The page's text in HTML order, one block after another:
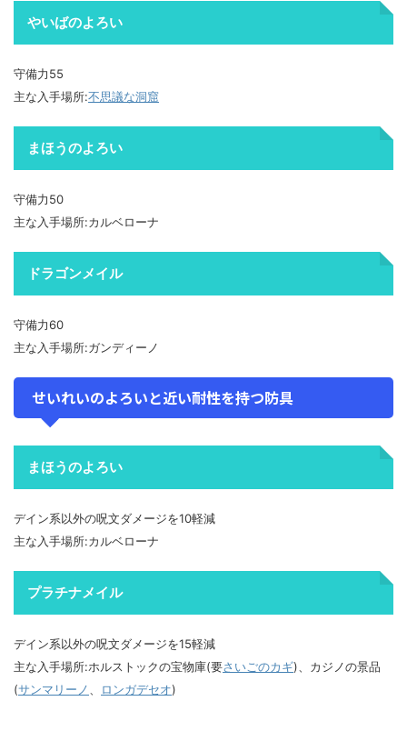
やいばのよろい
守備力55
主な入手場所:不思議な洞窟
まほうのよろい
守備力50
主な入手場所:カルベローナ
ドラゴンメイル
守備力60
主な入手場所:ガンディーノ
せいれいのよろいと近い耐性を持つ防具
まほうのよろい
デイン系以外の呪文ダメージを10軽減
主な入手場所:カルベローナ
プラチナメイル
デイン系以外の呪文ダメージを15軽減
主な入手場所:ホルストックの宝物庫(要さいごのカギ)、カジノの景品
(サンマリーノ ロンガデセオ)